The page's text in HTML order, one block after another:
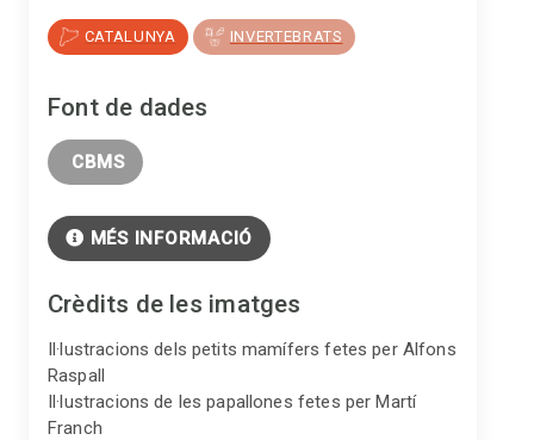
CATALUNYA INVERTEBRATS
Font de dades
CBMS
MÉS INFORMACIÓ
Crèdits de les imatges
Il·lustracions dels petits mamífers fetes per Alfons
Raspall
Il·lustracions de les papallones fetes per Martí
Franch